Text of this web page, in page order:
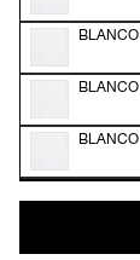
BLANCO
BLANCO
BLANCO